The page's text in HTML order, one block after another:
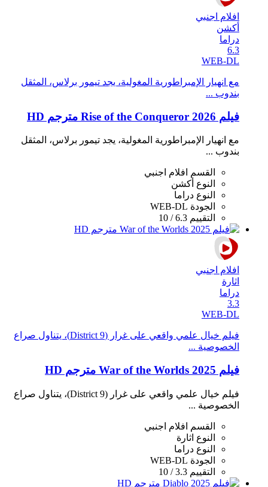
افلام اجنبي
أكشن
دراما
6.3
WEB-DL
مع انهيار الإمبراطورية المغولية، يجد تيمور برلاس، المثقل
بندوب ...
فيلم Rise of the Conqueror 2026 مترجم HD
مع انهيار الإمبراطورية المغولية، يجد تيمور برلاس، المثقل
بندوب ...
القسم
افلام اجنبي
النوع أكشن
النوع دراما
الجودة WEB-DL
التقييم 6.3 / 10
افلام اجنبي
اثارة
دراما
3.3
WEB-DL
فيلم خيال علمي واقعي على غرار (District 9)، يتناول صراع
الخصوصية ...
فيلم War of the Worlds 2025 مترجم HD
فيلم خيال علمي واقعي على غرار (District 9)، يتناول صراع
الخصوصية ...
القسم
افلام اجنبي
النوع اثارة
النوع دراما
الجودة WEB-DL
التقييم 3.3 / 10